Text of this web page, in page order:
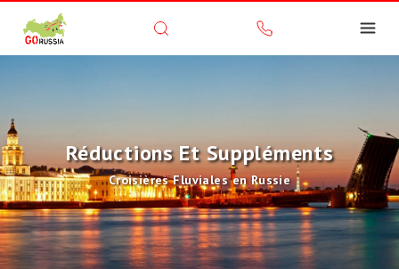
Réductions Et Suppléments
Croisières Fluviales en Russie